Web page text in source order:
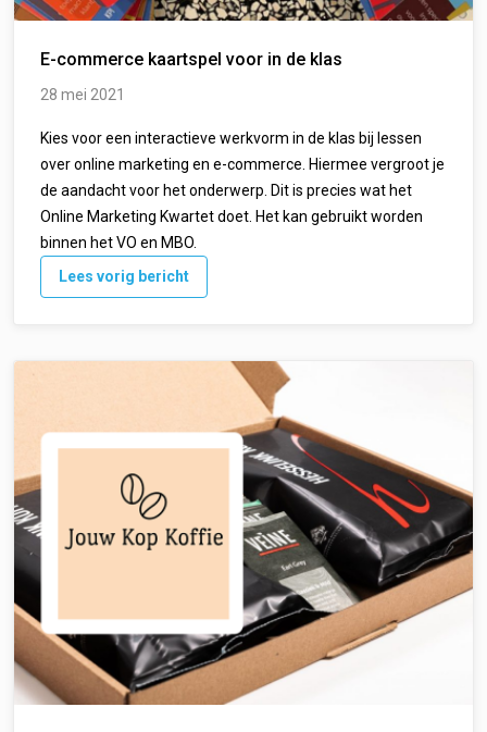
E-commerce kaartspel voor in de klas
28 mei 2021
Kies voor een interactieve werkvorm in de klas bij lessen
over online marketing en e-commerce. Hiermee vergroot je
de aandacht voor het onderwerp. Dit is precies wat het
Online Marketing Kwartet doet. Het kan gebruikt worden
binnen het VO en MBO.
Lees vorig bericht